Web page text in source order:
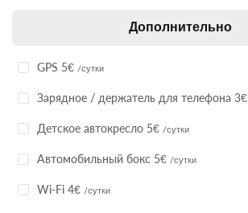
Дополнительно
GPS 5€ /сутки
Зарядное / держатель для телефона 3€
Детское автокресло 5€ /сутки
Автомобильный бокс 5€ /сутки
Wi-Fi 4€ /сутки